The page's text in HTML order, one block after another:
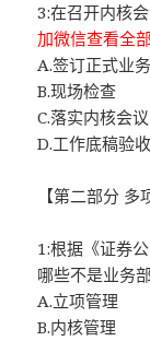
3:在召开内核
加微信查看全
A.签订正式业
B.现场检查
C.落实内核会
D.工作底稿验收
【第二部分 多
1:根据《证券
哪些不是业务
A.立项管理
B.内核管理